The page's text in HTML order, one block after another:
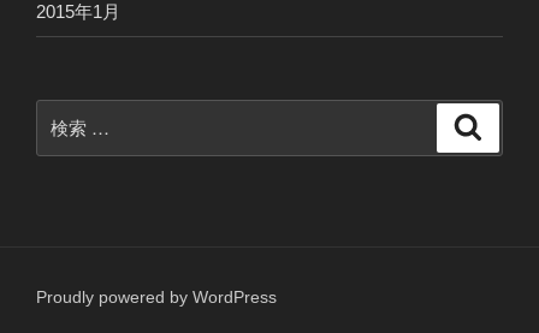
2015年1月
索:
Proudly powered by WordPress